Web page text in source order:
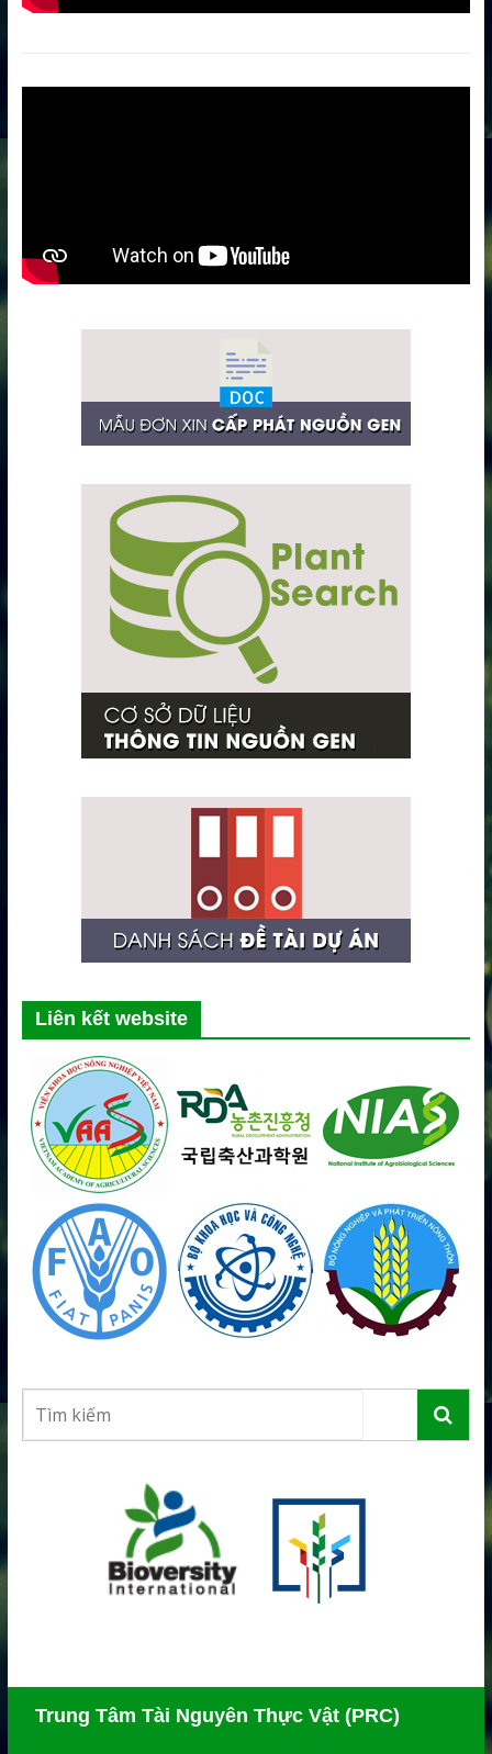
Liên kết website
Trung Tâm Tài Nguyên Thực Vật (PRC)